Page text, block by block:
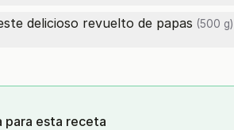
delicioso revuelto de papas (500 g)
para esta receta